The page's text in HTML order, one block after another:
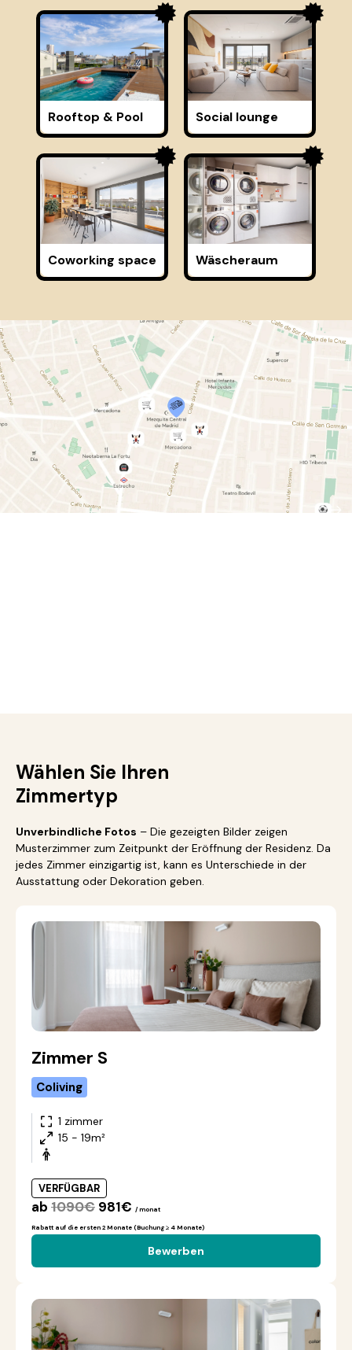
Rooftop & Pool Social lounge
Coworking space Wäscheraum
Wählen Sie Ihren
Zimmertyp
Unverbindliche Fotos – Die gezeigten Bilder zeigen
Musterzimmer zum Zeitpunkt der Eröffnung der Residenz. Da
jedes Zimmer einzigartig ist, kann es Unterschiede in der
Ausstattung oder Dekoration geben.
Zimmer S
Coliving
1 zimmer
15 - 19m²
VERFÜGBAR
ab 1090€ 981€ / monat
Rabatt auf die ersten 2 Monate (Buchung ≥ 4 Monate)
Bewerben